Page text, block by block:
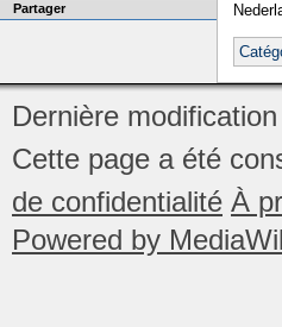
Partager
Dernière
Cette page a été
de confidentialité À
Powered by